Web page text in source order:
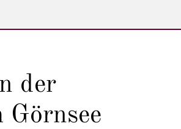
der
Görnsee